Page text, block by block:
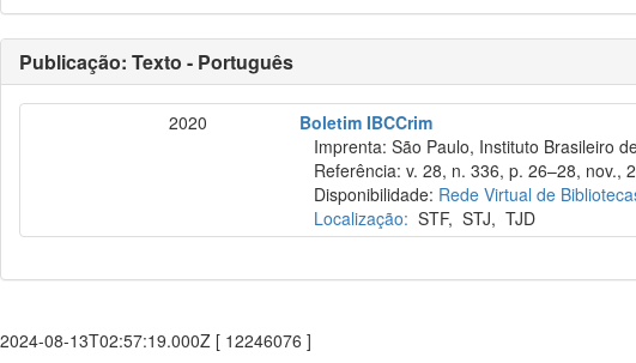
Publicação: Texto - Português
2020
Boletim IBCCrim
Imprenta: São Paulo, Instituto Brasileiro
Referência: v. 28, n. 336, p. 26–28, nov.,
Disponibilidade: Rede Virtual de
Localização: STF,STJ,TJD
2024-08-13T02:57:19.000Z [ 12246076 ]